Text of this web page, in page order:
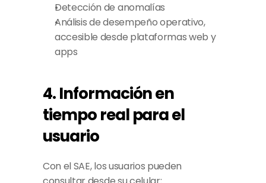
Detección de anomalías
Análisis de desempeño operativo,
accesible desde plataformas web y
apps
4. Información en
tiempo real para el
usuario
Con el SAE, los usuarios pueden